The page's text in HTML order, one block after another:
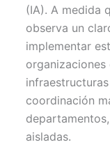
)
(IA). A medida
observa un
implementar
coordinación
aisladas.